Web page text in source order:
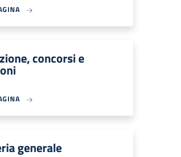
concorsi e
generale